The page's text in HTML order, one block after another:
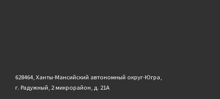
628464, Ханты-Мансийский автономный округ-Югра,
г. Радужный, 2 микрорайон, д. 21А